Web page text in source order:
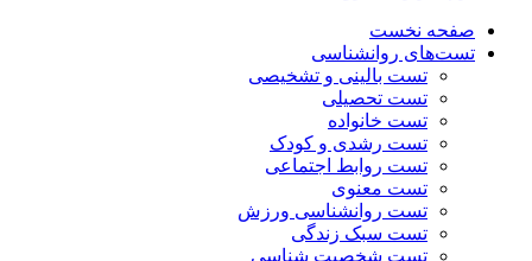
صفحه نخست
تست‌های روانشناسی
تست بالینی و تشخیصی
تست تحصیلی
تست خانواده
تست رشدی و کودک
تست روابط اجتماعی
تست معنوی
تست روانشناسی ورزش
تست سبک زندگی
تست شخصیت شناسی